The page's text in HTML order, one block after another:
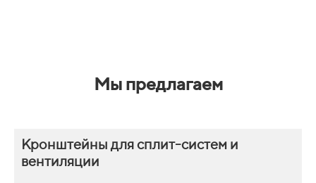
Мы предлагаем
Кронштейны для сплит-систем и
вентиляции